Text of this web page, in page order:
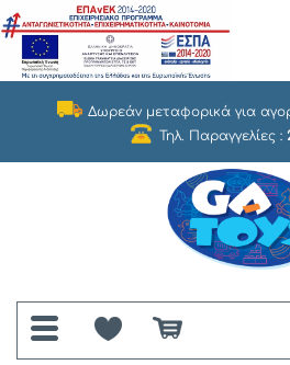
Δωρεάν μεταφορικά για
Τηλ. Παραγγελίες :